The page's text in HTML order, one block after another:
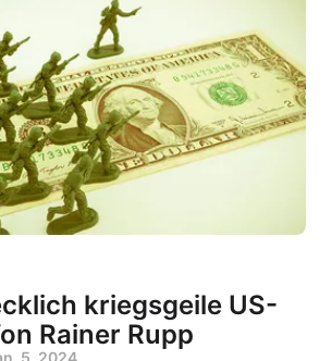
kriegsgeile US-
Rainer Rupp
5, 2024